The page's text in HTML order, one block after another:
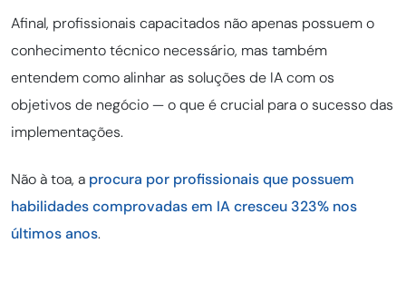
Afinal, profissionais capacitados não apenas possuem o
conhecimento técnico necessário, mas também
entendem como alinhar as soluções de IA com os
objetivos de negócio — o que é crucial para o sucesso das
implementações.
Não à toa, a procura por profissionais que possuem
habilidades comprovadas em IA cresceu 323% nos
últimos anos.